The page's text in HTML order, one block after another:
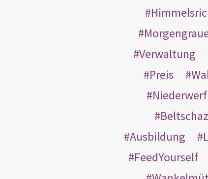
Verwaltung
Preis
Ausbildung
FeedYourself